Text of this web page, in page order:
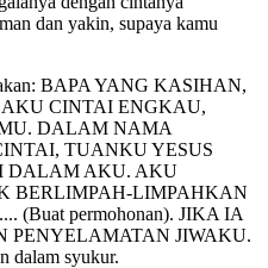
dan yakin, supaya kamu
BAPA YANG KASIHAN,
CINTAI ENGKAU,
DALAM NAMA
TUANKU YESUS
DALAM AKU. AKU
BERLIMPAH-LIMPAHKAN
(Buat permohonan). JIKA IA
JIWAKU.
dalam syukur.